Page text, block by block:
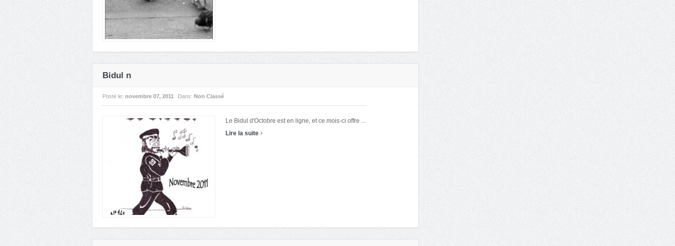
Bidul n
Posté le: novembre 07, 2011 Dans: Non Classé
Le Bidul d'Octobre est en ligne, et ce mois-ci offre ...
Lire la suite ›